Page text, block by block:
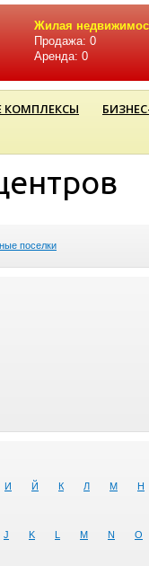
Жилая
Продажа: 0
Аренда: 0
поселки
И Й К Л М Н
J K L M N O